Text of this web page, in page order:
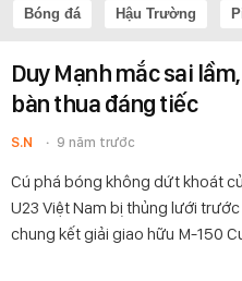
Bóng đá Hậu Trường
Duy Mạnh mắc sai
bàn thua đáng tiếc
S.N 9 năm trước
Cú phá bóng không dứt khoát
U23 Việt Nam bị thủng lưới
chung kết giải giao hữu M-150